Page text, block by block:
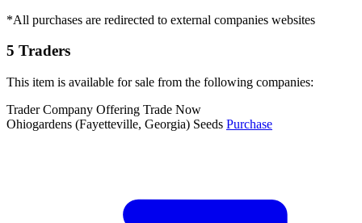
*All purchases are redirected to external companies websites
5 Traders
This item is available for sale from the following companies:
Trader Company Offering Trade Now
Ohiogardens (Fayetteville, Georgia) Seeds Purchase